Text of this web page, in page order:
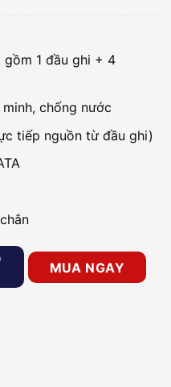
1 đầu ghi + 4
chống nước
tiếp nguồn từ đầu ghi)
MH/P số lượng
MUA NGAY